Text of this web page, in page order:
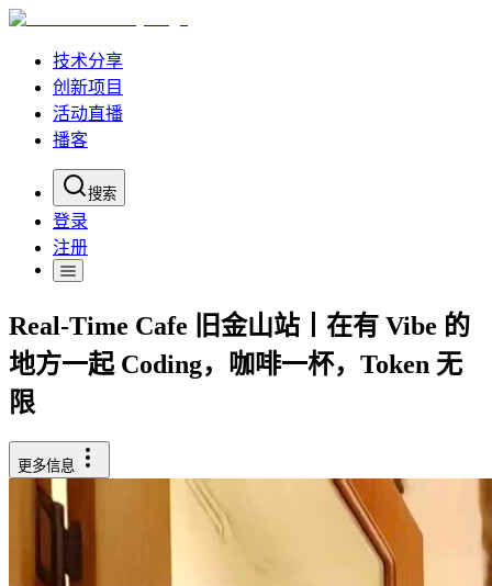
技术分享
创新项目
活动直播
播客
搜索
登录
注册
Real-Time Cafe 旧金山站丨在有 Vibe 的
地方一起 Coding，咖啡一杯，Token 无
限
更多信息